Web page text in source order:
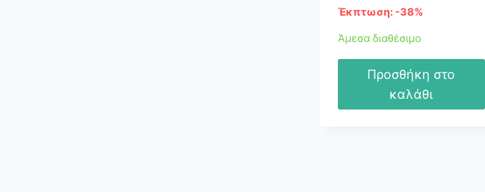
was:
7,90 €.
τιμή
είναι:
Έκπτωση: -38%
Άμεσα διαθέσιμο
Προσθήκη στο
καλάθι